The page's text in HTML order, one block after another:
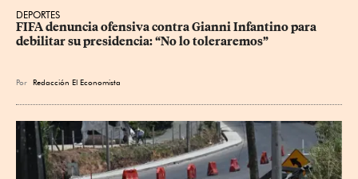
DEPORTES
FIFA denuncia ofensiva contra Gianni Infantino para
debilitar su presidencia: “No lo toleraremos”
Por Redacción El Economista